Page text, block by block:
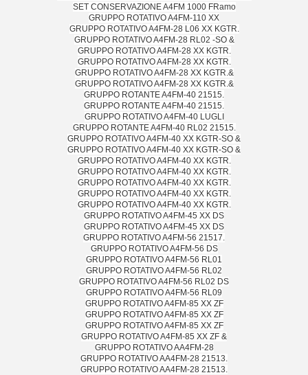
SET CONSERVAZIONE A4FM 1000 FRamo
GRUPPO ROTATIVO A4FM-110 XX
GRUPPO ROTATIVO A4FM-28 L06 XX KGTR.
GRUPPO ROTATIVO A4FM-28 RL02 -SO &
GRUPPO ROTATIVO A4FM-28 XX KGTR.
GRUPPO ROTATIVO A4FM-28 XX KGTR.
GRUPPO ROTATIVO A4FM-28 XX KGTR.&
GRUPPO ROTATIVO A4FM-28 XX KGTR.&
GRUPPO ROTANTE A4FM-40 21515.
GRUPPO ROTANTE A4FM-40 21515.
GRUPPO ROTATIVO A4FM-40 LUGLI
GRUPPO ROTANTE A4FM-40 RL02 21515.
GRUPPO ROTATIVO A4FM-40 XX KGTR-SO &
GRUPPO ROTATIVO A4FM-40 XX KGTR-SO &
GRUPPO ROTATIVO A4FM-40 XX KGTR.
GRUPPO ROTATIVO A4FM-40 XX KGTR.
GRUPPO ROTATIVO A4FM-40 XX KGTR.
GRUPPO ROTATIVO A4FM-40 XX KGTR.
GRUPPO ROTATIVO A4FM-40 XX KGTR.
GRUPPO ROTATIVO A4FM-45 XX DS
GRUPPO ROTATIVO A4FM-45 XX DS
GRUPPO ROTATIVO A4FM-56 21517.
GRUPPO ROTATIVO A4FM-56 DS
GRUPPO ROTATIVO A4FM-56 RL01
GRUPPO ROTATIVO A4FM-56 RL02
GRUPPO ROTATIVO A4FM-56 RL02 DS
GRUPPO ROTATIVO A4FM-56 RL09
GRUPPO ROTATIVO A4FM-85 XX ZF
GRUPPO ROTATIVO A4FM-85 XX ZF
GRUPPO ROTATIVO A4FM-85 XX ZF
GRUPPO ROTATIVO A4FM-85 XX ZF &
GRUPPO ROTATIVO AA4FM-28
GRUPPO ROTATIVO AA4FM-28 21513.
GRUPPO ROTATIVO AA4FM-28 21513.